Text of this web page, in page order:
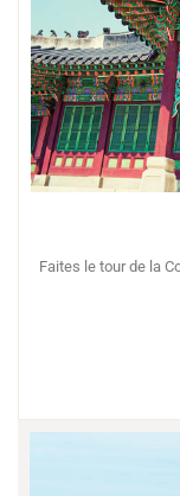
Faites le tour de la